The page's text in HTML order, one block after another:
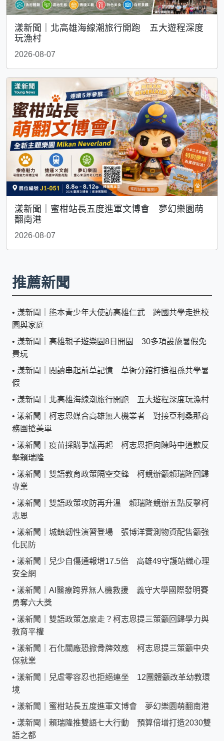
漾新聞｜北高雄海線潮旅行開跑 五大遊程深度
玩漁村
2026-08-07
漾新聞｜蜜柑站長五度進軍文博會 夢幻樂園萌
翻南港
2026-08-07
推薦新聞
• 漾新聞｜熊本青少年大使訪高雄仁武 跨國共學走進校
園與家庭
• 漾新聞｜高雄親子遊樂園8日開園 30多項設施暑假免
費玩
• 漾新聞｜閱讀串起前草記憶 草衙分館打造祖孫共學暑
假
• 漾新聞｜北高雄海線潮旅行開跑 五大遊程深度玩漁村
• 漾新聞｜柯志恩媒合高雄無人機業者 對接亞利桑那商
務團搶美單
• 漾新聞｜疫苗採購爭議再起 柯志恩拒向陳時中道歉反
擊賴瑞隆
• 漾新聞｜雙語教育政策隔空交鋒 柯競辦籲賴瑞隆回歸
專業
• 漾新聞｜雙語政策攻防再升溫 賴瑞隆競辦五點反擊柯
志恩
• 漾新聞｜城鎮韌性演習登場 張博洋實測物資配售籲強
化民防
• 漾新聞｜兒少自傷通報增17.5倍 高雄49守護站織心理
安全網
• 漾新聞｜AI醫療跨界無人機救援 義守大學國際發明賽
勇奪六大獎
• 漾新聞｜雙語政策怎麼走？柯志恩提三策籲回歸學力與
教育平權
• 漾新聞｜石化關廠恐掀骨牌效應 柯志恩提三策籲中央
保就業
• 漾新聞｜兒虐零容忍也拒絕連坐 12團體籲改革幼教環
境
• 漾新聞｜蜜柑站長五度進軍文博會 夢幻樂園萌翻南港
• 漾新聞｜賴瑞隆推雙語七大行動 預算倍增打造2030雙
語之都